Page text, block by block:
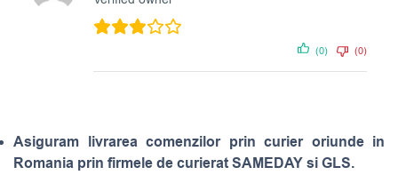
(0) (0)
Asiguram livrarea comenzilor prin curier oriunde in
Romania prin firmele de curierat SAMEDAY si GLS.